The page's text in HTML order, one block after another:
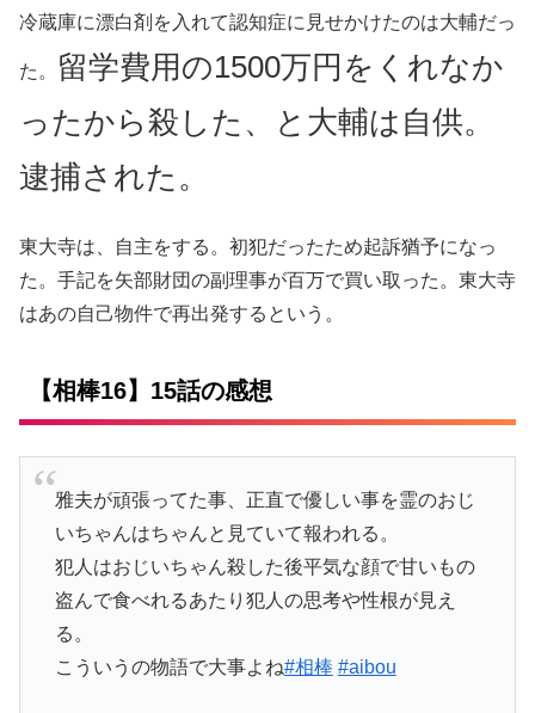
冷蔵庫に漂白剤を入れて認知症に見せかけたのは大輔だっ
た。
留学費用の1500万円をくれなか
ったから殺した、と大輔は自供。
逮捕された。
東大寺は、自主をする。初犯だったため起訴猶予になっ
た。手記を矢部財団の副理事が百万で買い取った。東大寺
はあの自己物件で再出発するという。
【相棒16】15話の感想
雅夫が頑張ってた事、正直で優しい事を霊のおじ
いちゃんはちゃんと見ていて報われる。
犯人はおじいちゃん殺した後平気な顔で甘いもの
盗んで食べれるあたり犯人の思考や性根が見え
る。
こういうの物語で大事よね#相棒 #aibou